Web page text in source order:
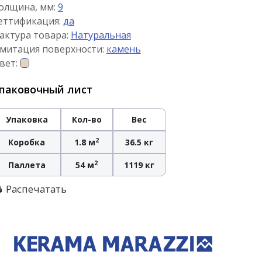
мм: 9
да
товара: Натуральная
поверхности: камень
лист
Упаковка Кол-во Вес
Коробка 1.8 м2 36.5 кг
Паллета 54 м2 1119 кг
Распечатать